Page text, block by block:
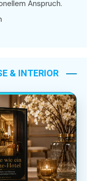
Anspruch.
& INTERIOR